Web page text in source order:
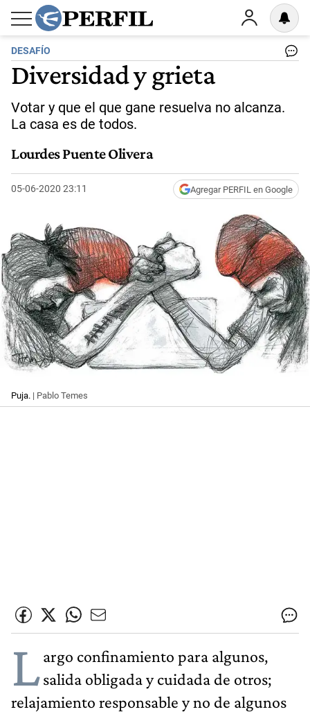
DESAFÍO
Diversidad y grieta
Votar y que el que gane resuelva no alcanza.
La casa es de todos.
Lourdes Puente Olivera
05-06-2020 23:11 Agregar PERFIL en Google
Puja. | Pablo Temes
Largo confinamiento para algunos,
salida obligada y cuidada de otros;
relajamiento responsable y no de algunos